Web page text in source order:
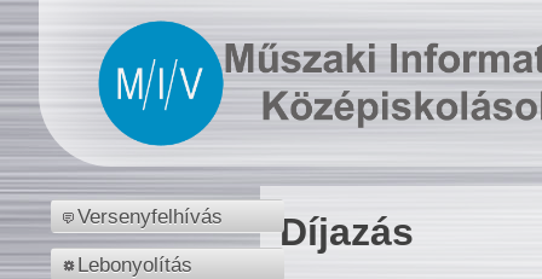
Versenyfelhívás
Lebonyolítás
Díjazás